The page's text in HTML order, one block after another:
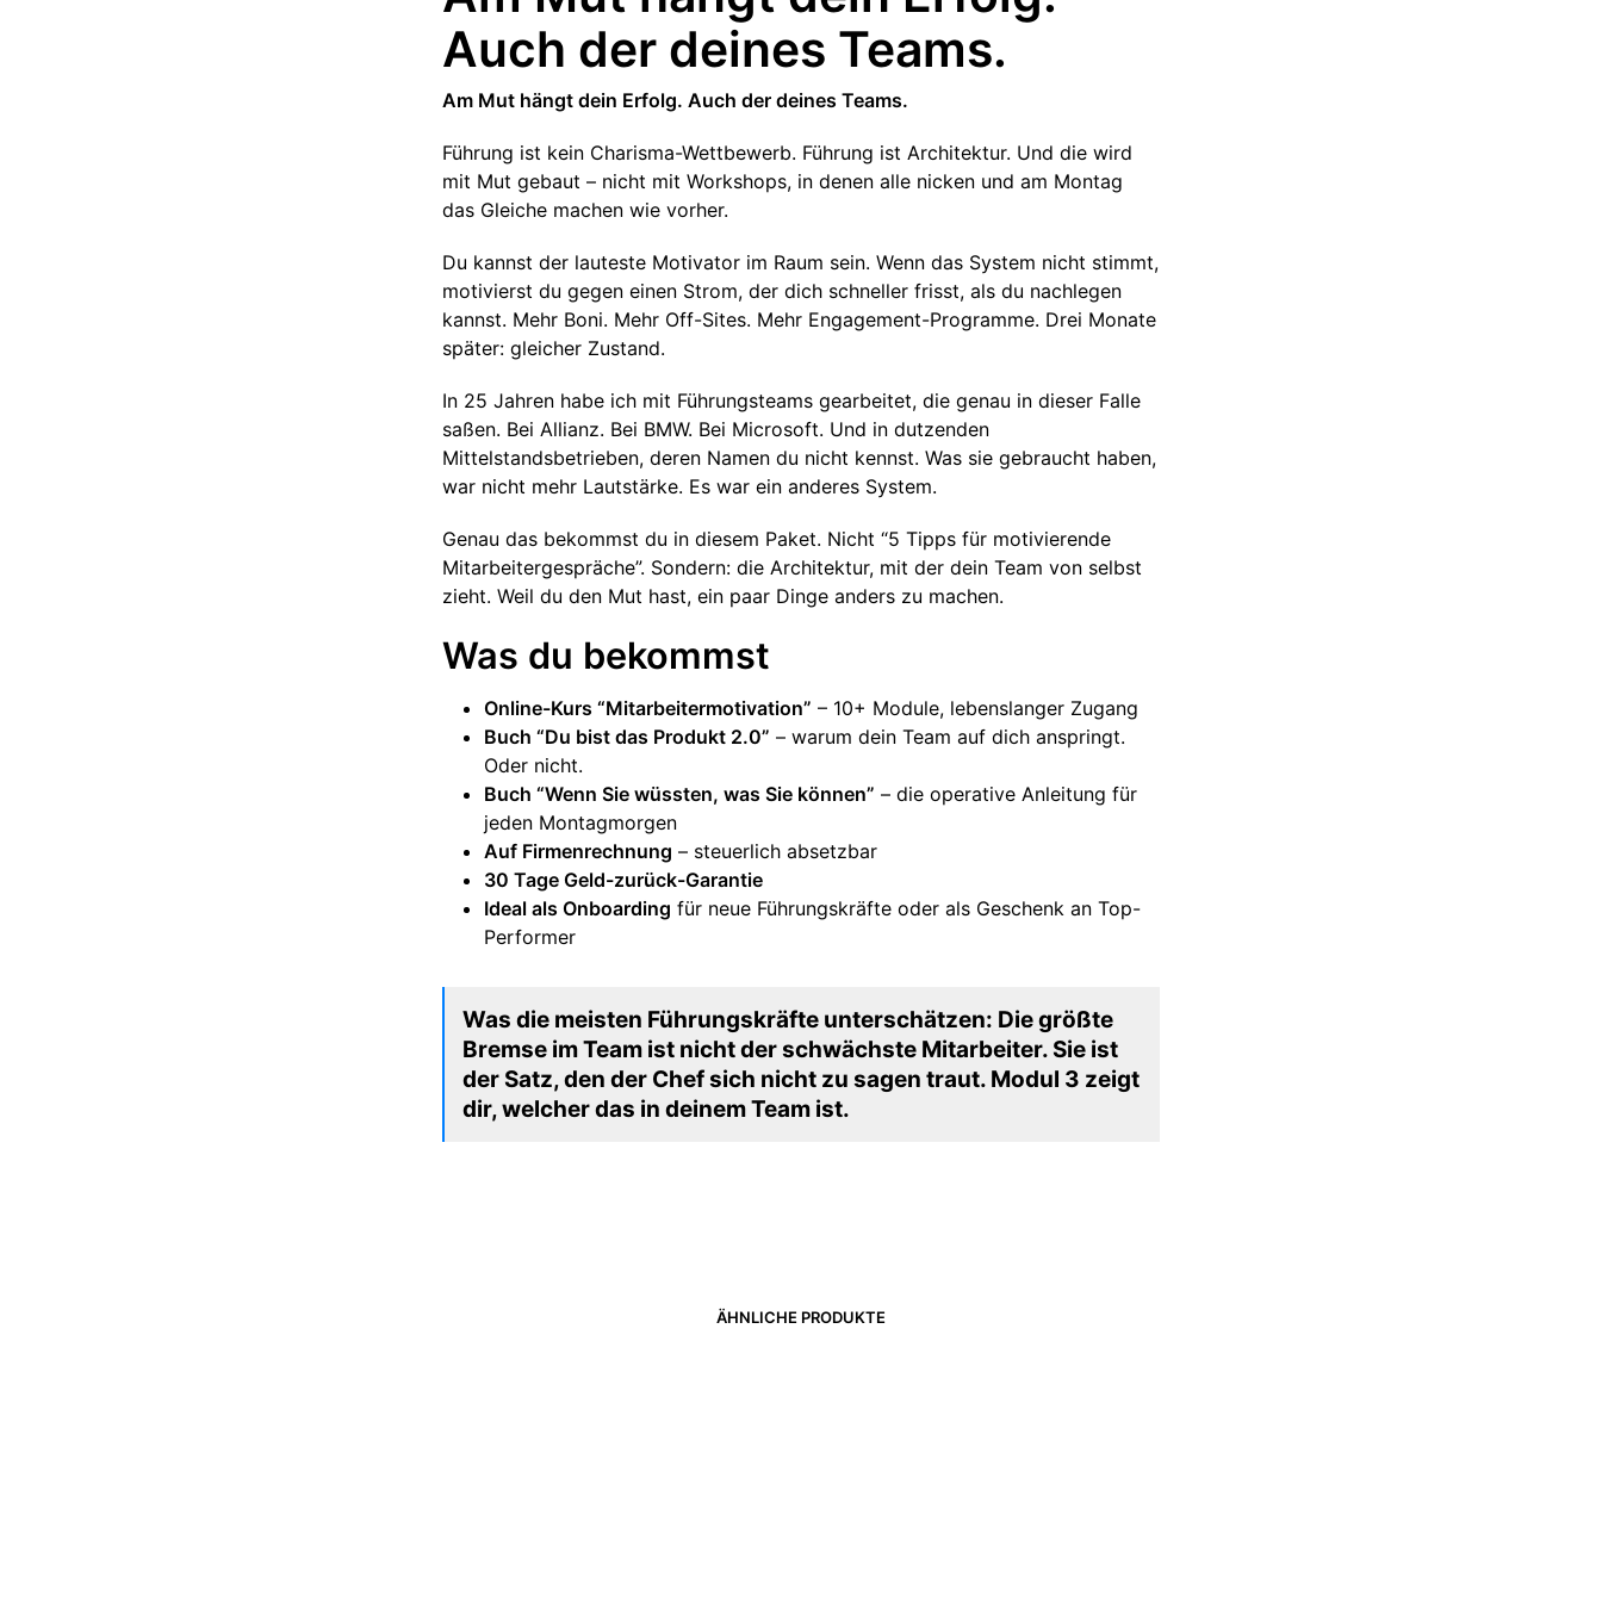
Auch der deines Teams.
Am Mut hängt dein Erfolg. Auch der deines Teams.
Führung ist kein Charisma-Wettbewerb. Führung ist Architektur. Und die wird
mit Mut gebaut – nicht mit Workshops, in denen alle nicken und am Montag
das Gleiche machen wie vorher.
Du kannst der lauteste Motivator im Raum sein. Wenn das System nicht stimmt,
motivierst du gegen einen Strom, der dich schneller frisst, als du nachlegen
kannst. Mehr Boni. Mehr Off-Sites. Mehr Engagement-Programme. Drei Monate
später: gleicher Zustand.
In 25 Jahren habe ich mit Führungsteams gearbeitet, die genau in dieser Falle
saßen. Bei Allianz. Bei BMW. Bei Microsoft. Und in dutzenden
Mittelstandsbetrieben, deren Namen du nicht kennst. Was sie gebraucht haben,
war nicht mehr Lautstärke. Es war ein anderes System.
Genau das bekommst du in diesem Paket. Nicht “5 Tipps für motivierende
Mitarbeitergespräche”. Sondern: die Architektur, mit der dein Team von selbst
zieht. Weil du den Mut hast, ein paar Dinge anders zu machen.
Was du bekommst
Online-Kurs “Mitarbeitermotivation” – 10+ Module, lebenslanger Zugang
Buch “Du bist das Produkt 2.0” – warum dein Team auf dich anspringt.
Oder nicht.
Buch “Wenn Sie wüssten, was Sie können” – die operative Anleitung für
jeden Montagmorgen
Auf Firmenrechnung – steuerlich absetzbar
30 Tage Geld-zurück-Garantie
Ideal als Onboarding für neue Führungskräfte oder als Geschenk an Top-
Performer
Was die meisten Führungskräfte unterschätzen: Die größte
Bremse im Team ist nicht der schwächste Mitarbeiter. Sie ist
der Satz, den der Chef sich nicht zu sagen traut. Modul 3 zeigt
dir, welcher das in deinem Team ist.
ÄHNLICHE PRODUKTE